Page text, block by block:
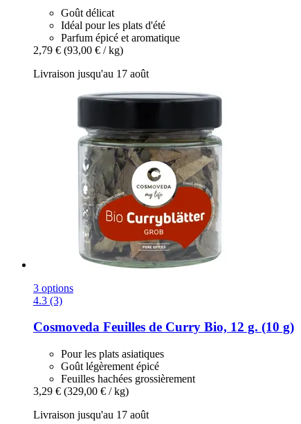
Goût délicat
Idéal pour les plats d'été
Parfum épicé et aromatique
2,79 € (93,00 € / kg)
Livraison jusqu'au 17 août
3 options
4.3 (3)
Cosmoveda Feuilles de Curry Bio, 12 g. (10 g)
Pour les plats asiatiques
Goût légèrement épicé
Feuilles hachées grossièrement
3,29 € (329,00 € / kg)
Livraison jusqu'au 17 août